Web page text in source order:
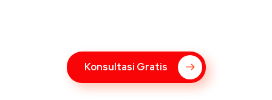
Konsultasi Gratis